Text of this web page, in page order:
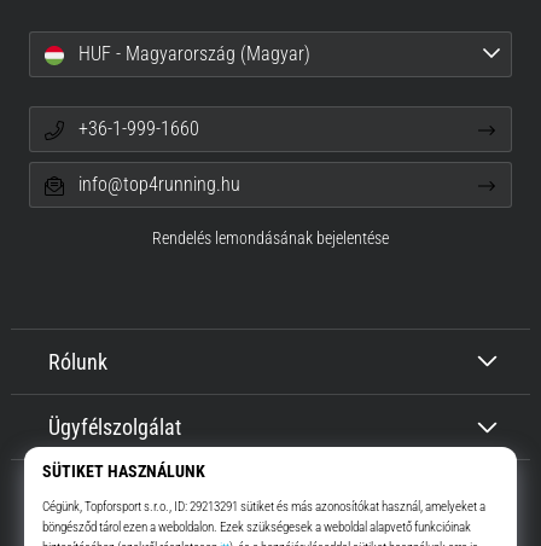
Rólunk
Ügyfélszolgálat
HUF - Magyarország (Magyar)
+36-1-999-1660
info@top4running.hu
Rendelés lemondásának bejelentése